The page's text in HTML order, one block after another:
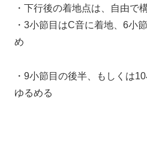
・下行後の着地点は、自由で
・3小節目はC音に着地、6小
め
・9小節目の後半、もしくは
ゆるめる